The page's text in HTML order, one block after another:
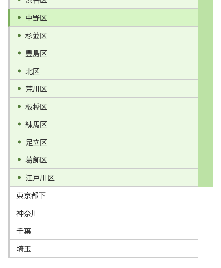
中野区
杉並区
豊島区
北区
荒川区
板橋区
練馬区
足立区
葛飾区
江戸川区
東京都下
神奈川
千葉
埼玉